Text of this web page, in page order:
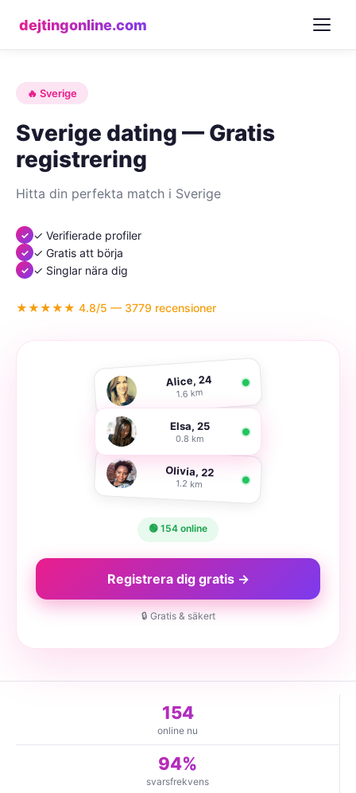
dejtingonline.com
🔥 Sverige
Sverige dating — Gratis
registrering
Hitta din perfekta match i Sverige
✓ Verifierade profiler
✓ Gratis att börja
✓ Singlar nära dig
★★★★★ 4.8/5 — 3779 recensioner
Alice, 24
1.6 km
Elsa, 25
0.8 km
Olivia, 22
1.2 km
🟢 154 online
Registrera dig gratis →
🔒 Gratis & säkert
154
online nu
94%
svarsfrekvens